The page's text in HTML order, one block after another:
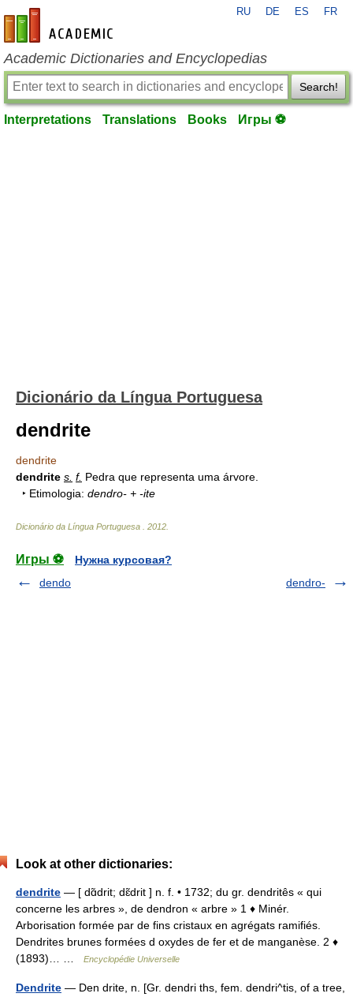
en-academic.com
RU DE ES FR
Academic Dictionaries and Encyclopedias
Search!
Interpretations Translations Books Игры ⚽
Dicionário da Língua Portuguesa
dendrite
dendrite
dendrite s. f. Pedra que representa uma árvore.
‣ Etimologia: dendro- + -ite
Dicionário da Língua Portuguesa 2012
Игры ⚽
Нужна курсовая?
dendo
dendro-
Look at other dictionaries:
dendrite — [ dɑ̃drit; dɛ̃drit ] n. f. • 1732; du gr. dendritês « qui
concerne les arbres », de dendron « arbre » 1 ♦ Minér.
Arborisation formée par de fins cristaux en agrégats ramifiés.
Dendrites brunes formées d oxydes de fer et de manganèse. 2 ♦
(1893)… …
Encyclopédie Universelle
Dendrite — Den drite, n. [Gr. dendri ths, fem. dendri^tis, of a tree,